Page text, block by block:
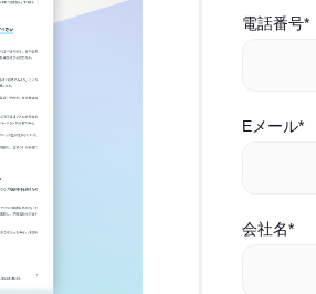
電話番号*
Eメール*
会社名*